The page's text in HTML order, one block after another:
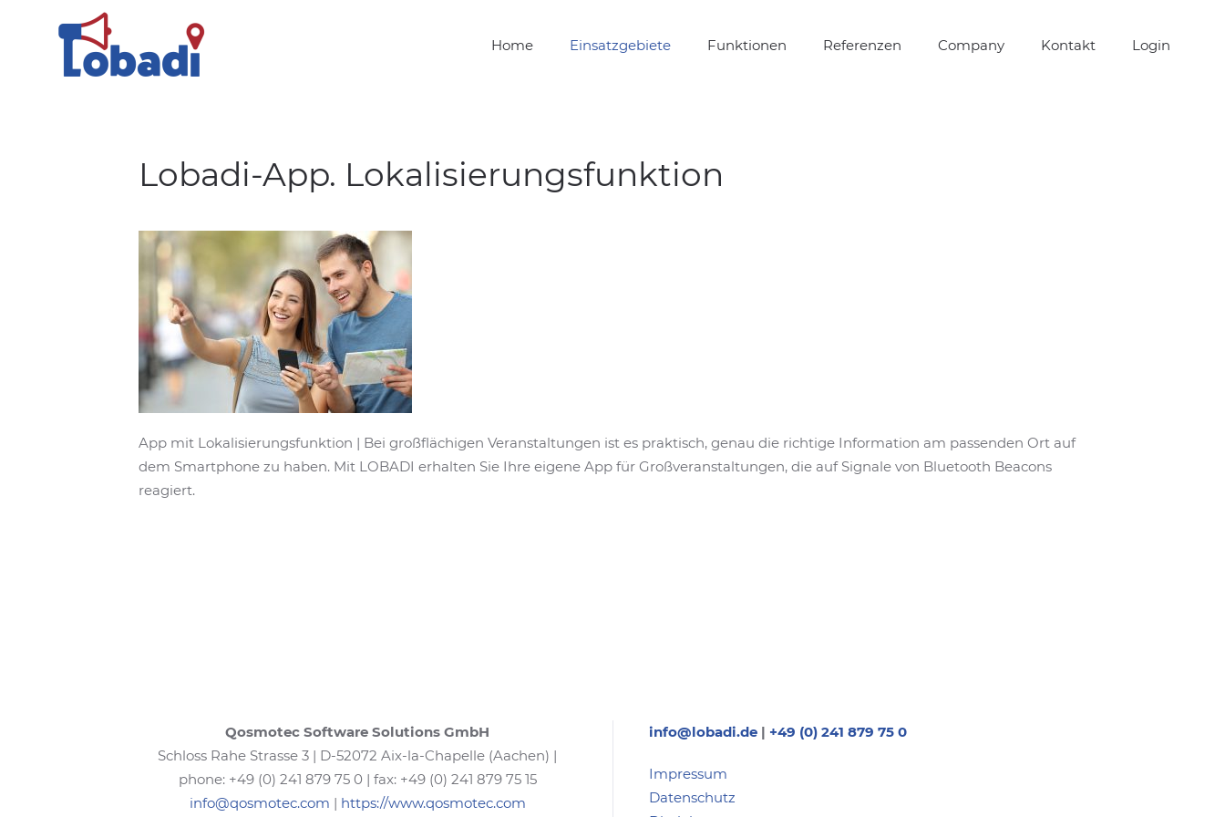
Home Einsatzgebiete Funktionen Referenzen Company Kontakt Login
Lobadi-App. Lokalisierungsfunktion
App mit Lokalisierungsfunktion | Bei großflächigen Veranstaltungen ist es praktisch, genau die richtige Information am passenden Ort auf
dem Smartphone zu haben. Mit LOBADI erhalten Sie Ihre eigene App für Großveranstaltungen, die auf Signale von Bluetooth Beacons
reagiert.
Qosmotec Software Solutions GmbH
Schloss Rahe Strasse 3 | D-52072 Aix-la-Chapelle (Aachen) |
phone: +49 (0) 241 879 75 0 | fax: +49 (0) 241 879 75 15
info@qosmotec.com | https://www.qosmotec.com
info@lobadi.de | +49 (0) 241 879 75 0
Impressum
Datenschutz